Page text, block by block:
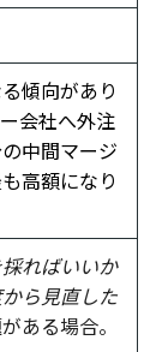
傾向があり
会社へ外注
中間マージ
高額になり
ればいいか
ら見直した
ある場合。